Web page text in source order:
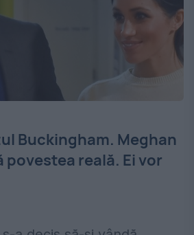
Buckingham. Meghan
reală. Ei vor